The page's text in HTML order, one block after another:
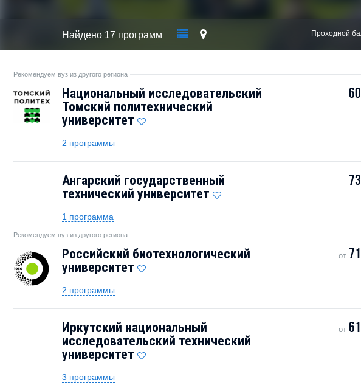
Найдено 17 программ Проходной
Рекомендуем вуз из другого региона
Национальный исследовательский
Томский политехнический
университет
2 программы
Ангарский государственный
технический университет
1 программа
Рекомендуем вуз из другого региона
Российский биотехнологический
университет
от
2 программы
Иркутский национальный
исследовательский технический
университет
от
3 программы